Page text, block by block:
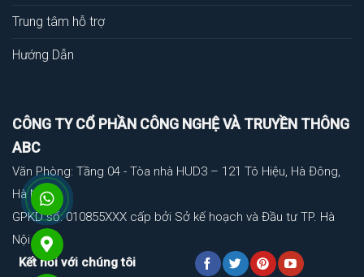
Trung tâm hỗ trợ
Hướng Dẫn
CÔNG TY CỔ PHẦN CÔNG NGHỆ VÀ TRUYỀN THÔNG
ABC
Văn Phòng: Tầng 04 - Tòa nhà HUD3 – 121 Tô Hiệu, Hà Đông,
Hà Nội
GPKD số: 010855XXX cấp bởi Sở kế hoạch và Đầu tư TP. Hà
Nội
Kết nối với chúng tôi